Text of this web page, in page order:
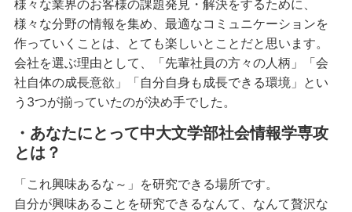
様々な業界のお客様の課題発見・解決をするために、
様々な分野の情報を集め、最適なコミュニケーションを
作っていくことは、とても楽しいとことだと思います。
会社を選ぶ理由として、「先輩社員の方々の人柄」「会
社自体の成長意欲」「自分自身も成長できる環境」とい
う3つが揃っていたのが決め手でした。
・あなたにとって中大文学部社会情報学専攻
とは？
「これ興味あるな～」を研究できる場所です。
自分が興味あることを研究できるなんて、なんて贅沢な